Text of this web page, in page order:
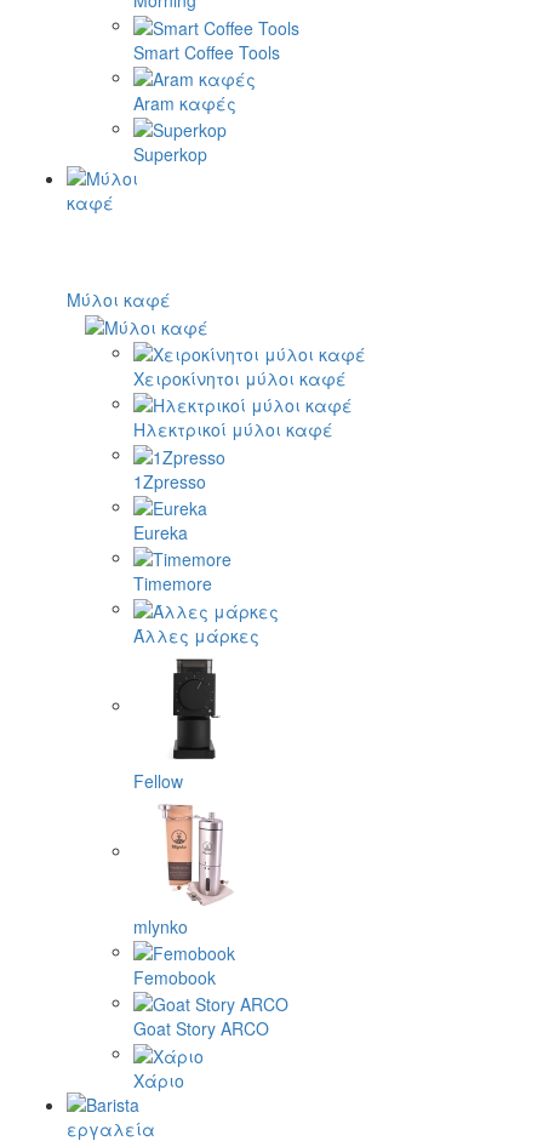
Smart Coffee Tools
Aram καφές
Superkop
Μύλοι καφέ
Χειροκίνητοι μύλοι καφέ
Ηλεκτρικοί μύλοι καφέ
1Zpresso
Eureka
Timemore
Άλλες μάρκες
Fellow
mlynko
Femobook
Goat Story ARCO
Χάριο